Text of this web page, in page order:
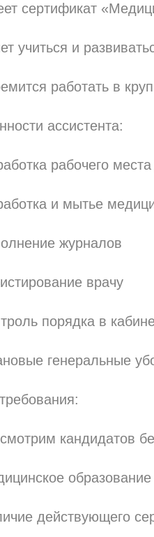
сертификат
учиться и
работать в
ассистента:
рабочего
и мытье
журналов
врачу
порядка в
генеральные
кандидатов
действующего